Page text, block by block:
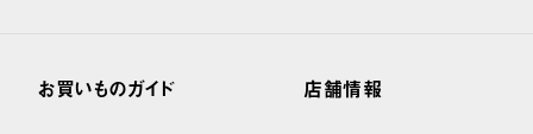
お買いものガイド 店舗情報